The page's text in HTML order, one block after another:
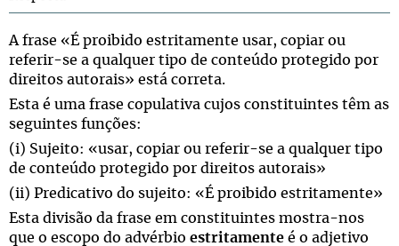
A frase «É proibido estritamente usar, copiar ou
referir-se a qualquer tipo de conteúdo protegido por
direitos autorais» está correta.
Esta é uma frase copulativa cujos constituintes têm as
seguintes funções:
(i) Sujeito: «usar, copiar ou referir-se a qualquer tipo
de conteúdo protegido por direitos autorais»
(ii) Predicativo do sujeito: «É proibido estritamente»
Esta divisão da frase em constituintes mostra-nos
que o escopo do advérbio estritamente é o adjetivo